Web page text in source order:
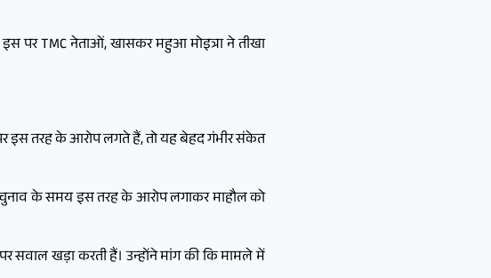
पर TMC नेताओं, खासकर महुआ मोइत्रा ने तीखा
पर इस तरह के आरोप लगते हैं, तो यह बेहद गंभीर संकेत
चुनाव के समय इस तरह के आरोप लगाकर माहौल को
सवाल खड़ा करती हैं। उन्होंने मांग की कि मामले में